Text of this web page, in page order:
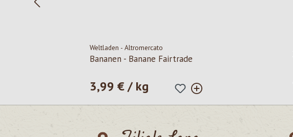
Weltladen - Altromercato
Bananen - Banane Fairtrade
Prezzo normale:
3,99 € / kg